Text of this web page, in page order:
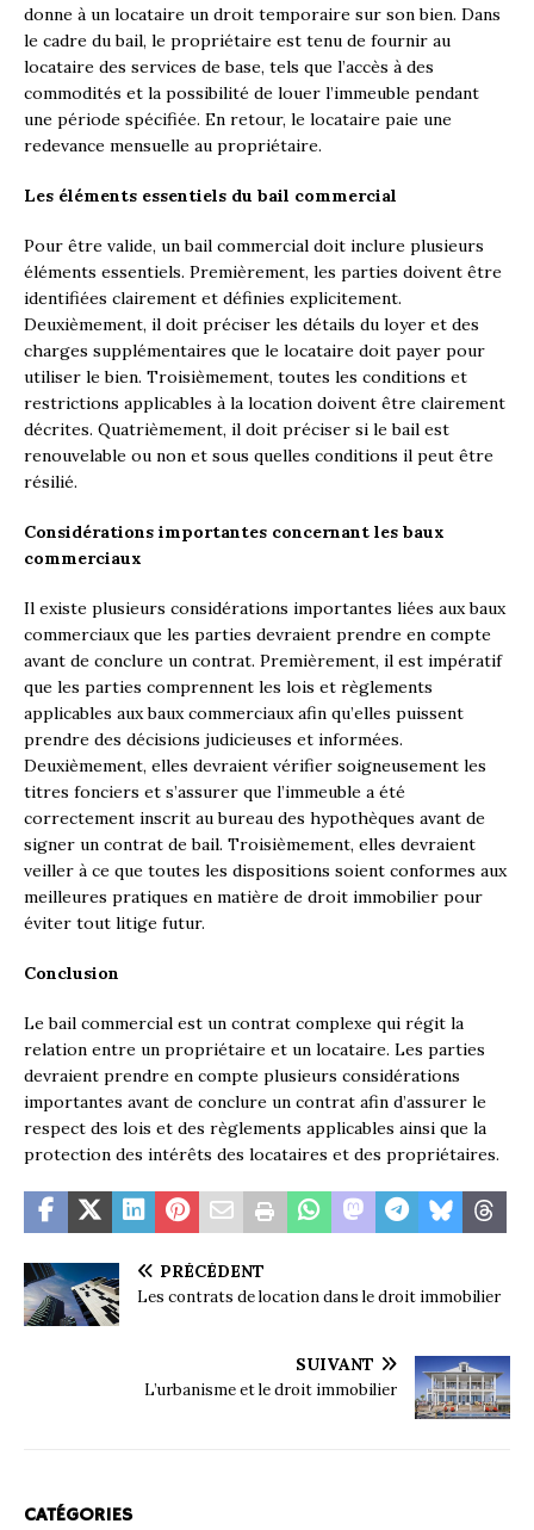
donne à un locataire un droit temporaire sur son bien. Dans
le cadre du bail, le propriétaire est tenu de fournir au
locataire des services de base, tels que l’accès à des
commodités et la possibilité de louer l’immeuble pendant
une période spécifiée. En retour, le locataire paie une
redevance mensuelle au propriétaire.
Les éléments essentiels du bail commercial
Pour être valide, un bail commercial doit inclure plusieurs
éléments essentiels. Premièrement, les parties doivent être
identifiées clairement et définies explicitement.
Deuxièmement, il doit préciser les détails du loyer et des
charges supplémentaires que le locataire doit payer pour
utiliser le bien. Troisièmement, toutes les conditions et
restrictions applicables à la location doivent être clairement
décrites. Quatrièmement, il doit préciser si le bail est
renouvelable ou non et sous quelles conditions il peut être
résilié.
Considérations importantes concernant les baux
commerciaux
Il existe plusieurs considérations importantes liées aux baux
commerciaux que les parties devraient prendre en compte
avant de conclure un contrat. Premièrement, il est impératif
que les parties comprennent les lois et règlements
applicables aux baux commerciaux afin qu’elles puissent
prendre des décisions judicieuses et informées.
Deuxièmement, elles devraient vérifier soigneusement les
titres fonciers et s’assurer que l’immeuble a été
correctement inscrit au bureau des hypothèques avant de
signer un contrat de bail. Troisièmement, elles devraient
veiller à ce que toutes les dispositions soient conformes aux
meilleures pratiques en matière de droit immobilier pour
éviter tout litige futur.
Conclusion
Le bail commercial est un contrat complexe qui régit la
relation entre un propriétaire et un locataire. Les parties
devraient prendre en compte plusieurs considérations
importantes avant de conclure un contrat afin d’assurer le
respect des lois et des règlements applicables ainsi que la
protection des intérêts des locataires et des propriétaires.
PRÉCÉDENT
Les contrats de location dans le droit immobilier
SUIVANT
L’urbanisme et le droit immobilier
CATÉGORIES